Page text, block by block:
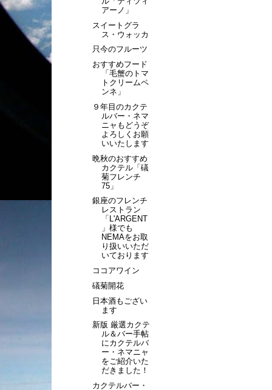
アーノ」
スイートグラ
ス・ウォッカ
只今のフルーツ
おすすめフード
「毛蟹のトマ
トクリームペ
ンネ」
９年目のカクテ
ルバー・ネマ
ニャもどうぞ
よろしくお願
いいたします
晩秋のおすすめ
カクテル「礒
菊フレンチ
75」
銀座のフレンチ
レストラン
「L'ARGENT
」様でも
NEMAをお取
り扱いいただ
いております
ココアワイン
礒菊開花
日本酒もござい
ます
新版 厳選カクテ
ル＆バー手帖
にカクテルバ
ー・ネマニャ
をご紹介いた
だきました！
カクテルバー・